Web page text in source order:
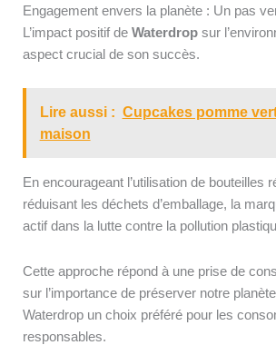
Engagement envers la planète : Un pas
L’impact positif de Waterdrop sur
aspect crucial de son succès.
Lire aussi : Cupcakes pomme
maison
En encourageant l’utilisation de bouteilles
réduisant les déchets d’emballage, la
actif dans la lutte contre la pollution
Cette approche répond à une prise de
sur l’importance de préserver notre
Waterdrop un choix préféré pour les
responsables.